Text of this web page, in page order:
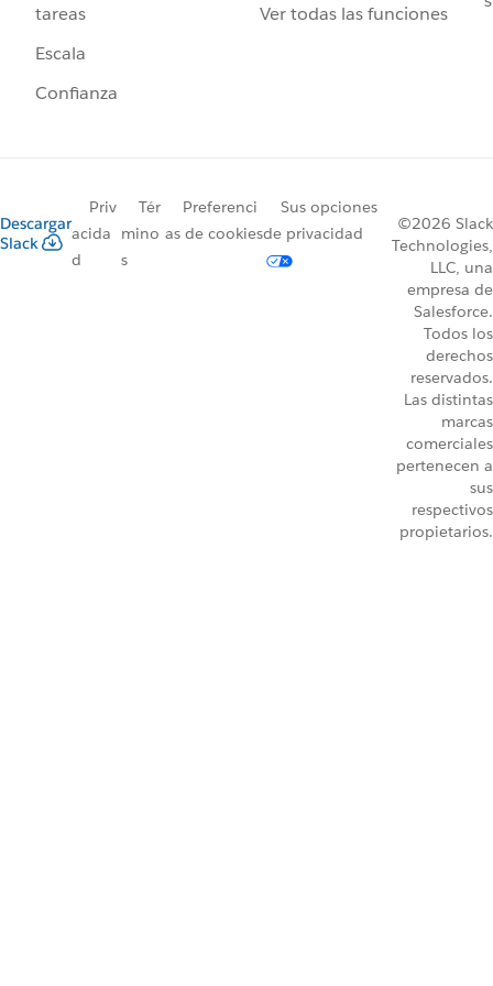
tareas
Escala
Confianza
Ver todas las funciones
Descargar
Slack
Priv
acida
d
Tér
mino
s
Preferenci
as de cookies
Sus opciones
de privacidad
©2026 Slack
Technologies,
LLC, una
empresa de
Salesforce.
Todos los
derechos
reservados.
Las distintas
marcas
comerciales
pertenecen a
sus
respectivos
propietarios.